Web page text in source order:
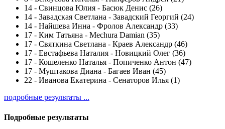
14 - Свинцова Юлия - Басюк Денис (26)
14 - Завадская Светлана - Завадский Георгий (24)
14 - Найшева Инна - Фролов Александр (33)
17 - Ким Татьяна - Mechura Damian (35)
17 - Святкина Светлана - Краев Александр (46)
17 - Евстафьева Наталия - Новицкий Олег (36)
17 - Кошеленко Наталья - Попиченко Антон (47)
17 - Муштакова Диана - Багаев Иван (45)
22 - Иванова Екатерина - Сенаторов Илья (1)
подробные результаты ...
Подробные результаты